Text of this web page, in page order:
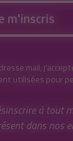
m'inscris
mail,
utilisées pour
à tout
dans nos